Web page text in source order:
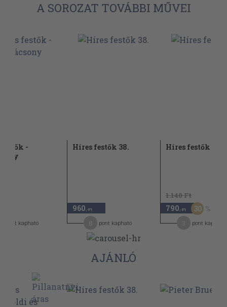
A SOROZAT TOVÁBBI MŰVEI
-
pont kapható
Híres festők 38.
960 ,-Ft
pont kapható
Híres festők 78.
1.140 Ft
790 ,-Ft 30
pont kapható
AJÁNLÓ